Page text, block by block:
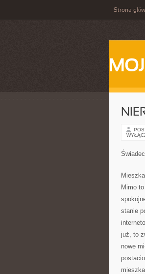
Strona
Mimo
stanie
już, to
nowe